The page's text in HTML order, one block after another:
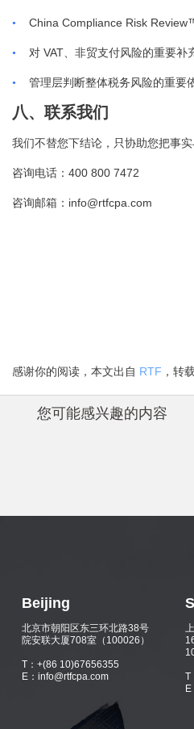
• China Compliance Risk
• 对 VAT 、非贸支付风险的重要补
• 管理层判断整体税务风险的重要
八、联系我们
我们不替您下结论，只协助您把事实
咨询电话： 400 800 7472
咨询邮箱： info@rtfcpa.com
感谢你的阅读，本文出自 RTF ，转
您可能感兴趣的内容
Beijing
北京市朝阳区东三环北路38号
院安联大厦708室（100026）
T：+(86 10)67656355
E：info@rtfcpa.com
T
E